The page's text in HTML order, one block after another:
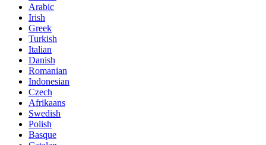
Arabic
Irish
Greek
Turkish
Italian
Danish
Romanian
Indonesian
Czech
Afrikaans
Swedish
Polish
Basque